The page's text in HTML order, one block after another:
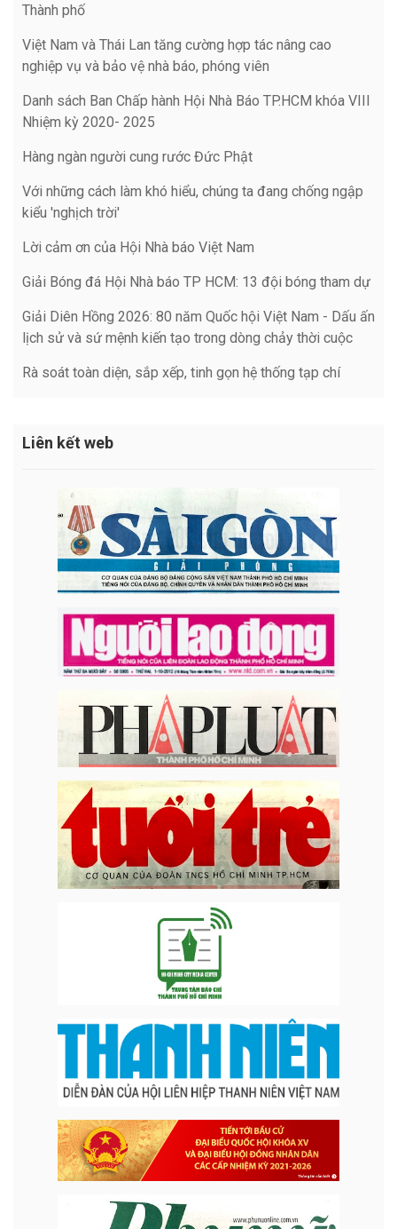
Thành phố
Việt Nam và Thái Lan tăng cường hợp tác nâng cao
nghiệp vụ và bảo vệ nhà báo, phóng viên
Danh sách Ban Chấp hành Hội Nhà Báo TP.HCM khóa VIII
Nhiệm kỳ 2020- 2025
Hàng ngàn người cung rước Đức Phật
Với những cách làm khó hiểu, chúng ta đang chống ngập
kiểu 'nghịch trời'
Lời cảm ơn của Hội Nhà báo Việt Nam
Giải Bóng đá Hội Nhà báo TP HCM: 13 đội bóng tham dự
Giải Diên Hồng 2026: 80 năm Quốc hội Việt Nam - Dấu ấn
lịch sử và sứ mệnh kiến tạo trong dòng chảy thời cuộc
Rà soát toàn diện, sắp xếp, tinh gọn hệ thống tạp chí
Liên kết web